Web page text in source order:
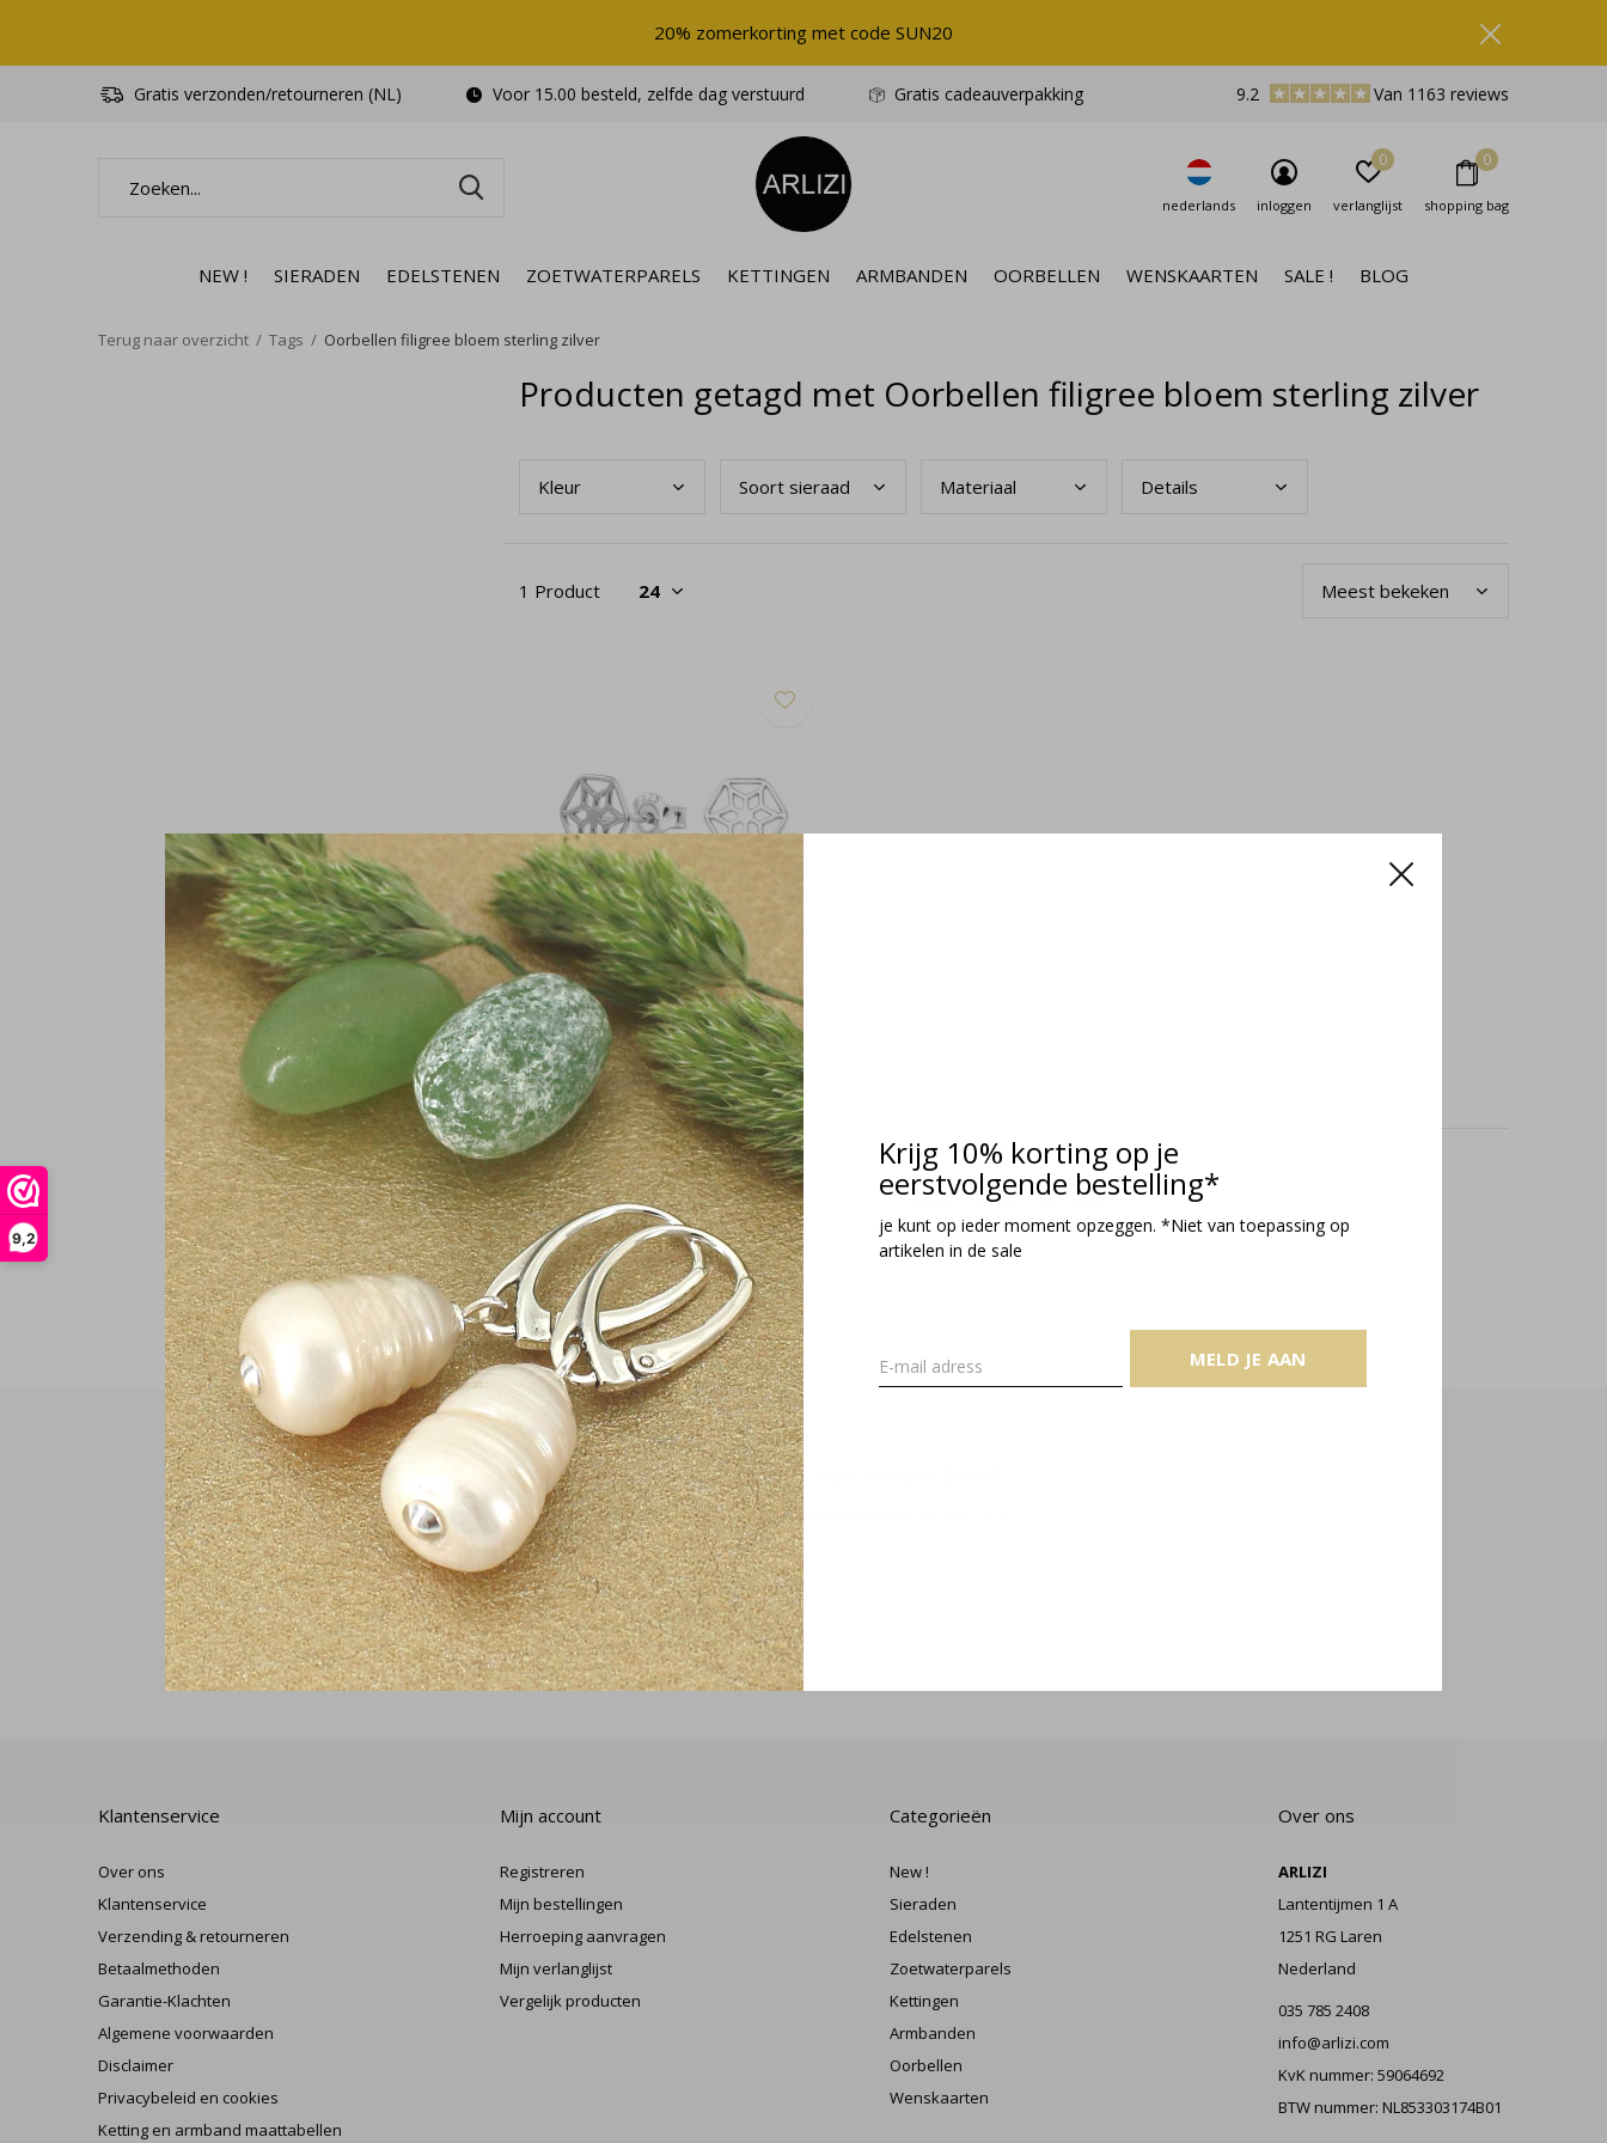
9,2
Krijg 10% korting op je
eerstvolgende bestelling*
je kunt op ieder moment opzeggen. *Niet van toepassing op
artikelen in de sale
MELD JE AAN
NEW ! SIERADEN EDELSTENEN ZOETWATERPARELS KETTINGEN ARMBANDEN OORBELLEN WENSKAARTEN SALE ! BLOG
nederlands inloggen verlanglijst
0
shopping bag
0
Gratis verzonden/retourneren (NL) Voor 15.00 besteld, zelfde dag verstuurd Gratis cadeauverpakking 9.2 Van 1163 reviews
20% zomerkorting met code SUN20
Terug naar overzicht Tags Oorbellen filigree bloem sterling zilver
Producten getagd met Oorbellen filigree bloem sterling zilver
Kleur Soort sieraad Materiaal Details
1 Product
Oorbellen filigree bloem sterling
zilver - 1389
€24,95
Incl. btw
Seen 1 of the 1 products
Meld je aan voor onze nieuwsbrief
Ontvang de nieuwste aanbiedingen en promoties
Klantenservice
Over ons
Klantenservice
Verzending & retourneren
Betaalmethoden
Garantie-Klachten
Algemene voorwaarden
Disclaimer
Privacybeleid en cookies
Ketting en armband maattabellen
Mijn account
Registreren
Mijn bestellingen
Herroeping aanvragen
Mijn verlanglijst
Vergelijk producten
Categorieën
New !
Sieraden
Edelstenen
Zoetwaterparels
Kettingen
Armbanden
Oorbellen
Wenskaarten
Over ons
ARLIZI
Lantentijmen 1 A
1251 RG Laren
Nederland
035 785 2408
info@arlizi.com
KvK nummer: 59064692
BTW nummer: NL853303174B01